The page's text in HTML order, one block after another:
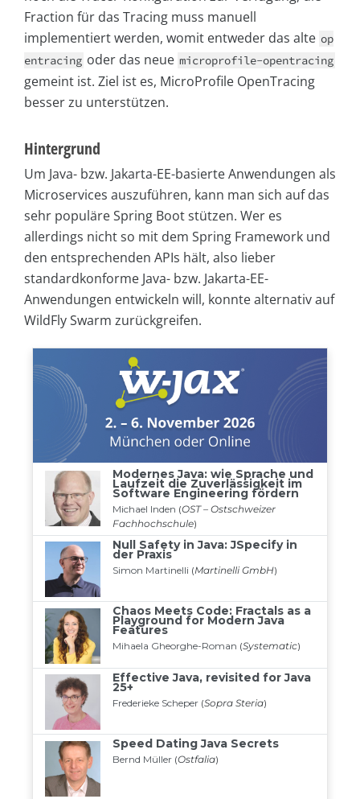
Fraction für das Tracing muss manuell
implementiert werden, womit entweder das alte op
entracing oder das neue microprofile-opentracing
gemeint ist. Ziel ist es, MicroProfile OpenTracing
besser zu unterstützen.
Hintergrund
Um Java- bzw. Jakarta-EE-basierte Anwendungen als
Microservices auszuführen, kann man sich auf das
sehr populäre Spring Boot stützen. Wer es
allerdings nicht so mit dem Spring Framework und
den entsprechenden APIs hält, also lieber
standardkonforme Java- bzw. Jakarta-EE-
Anwendungen entwickeln will, konnte alternativ auf
WildFly Swarm zurückgreifen.